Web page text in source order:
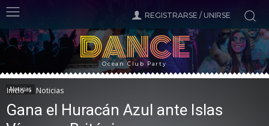
REGISTRARSE / UNIRSE
DANCE
Ocean Club Party
Inicio Noticias
Noticias
Gana el Huracán Azul ante Islas